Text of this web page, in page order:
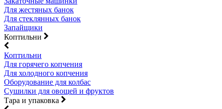
Для жестяных банок
Для стеклянных банок
Запайщики
Коптильни
Коптильни
Для горячего копчения
Для холодного копчения
Оборудование для колбас
Сушилки для овощей и фруктов
Тара и упаковка